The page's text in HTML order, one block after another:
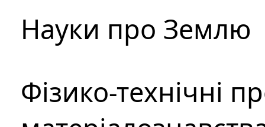
Науки про Землю
Фізико-технічні